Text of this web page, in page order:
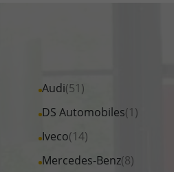
Audi(51)
Alle
Fahrzeuge
Audi
anzeigen
DS Automobiles(1)
Alle
Fahrzeuge
DS
Iveco(14)
Alle
Fahrzeuge
Mercedes-Benz(8)
Alle